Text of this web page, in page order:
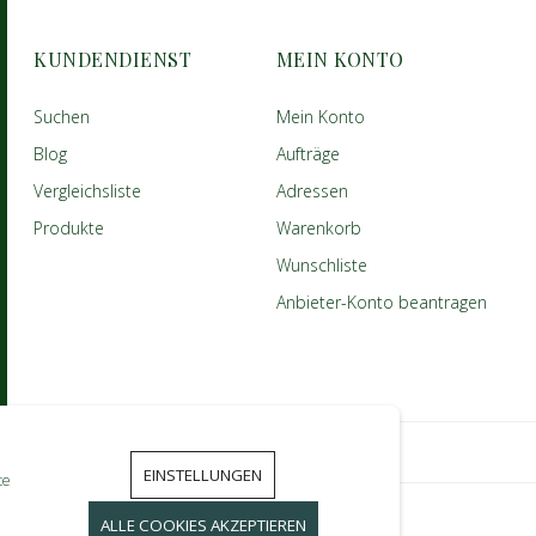
EINSTELLUNGEN
ALLE COOKIES AKZEPTIEREN
KUNDENDIENST
Suchen
Blog
Vergleichsliste
Produkte
MEIN KONTO
Mein Konto
Aufträge
Adressen
Warenkorb
Wunschliste
Anbieter-Konto beantragen